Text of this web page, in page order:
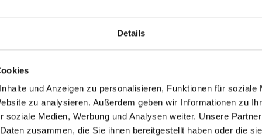
Details
und Anzeigen zu personalisieren, Funktionen für soziale
zu analysieren. Außerdem geben wir Informationen zu
soziale Medien, Werbung und Analysen weiter. Unsere
zusammen, die Sie ihnen bereitgestellt haben oder die